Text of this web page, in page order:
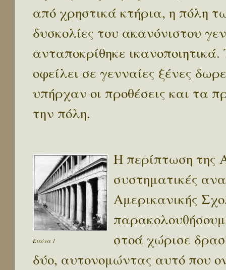
από χρηστικά κτήρια, η πόλη
δυσκολίες του ακανόνιστου
ανταποκρίθηκε
οφείλει σε γενναίες ξένες
υπήρχαν οι προθέσεις και τα
την πόλη.
Εικόνα 1
Η περίπτωση της
συστηματικές
Αμερικανικής
στοά χώρισε
δύο, αυτονομώντας αυτό που